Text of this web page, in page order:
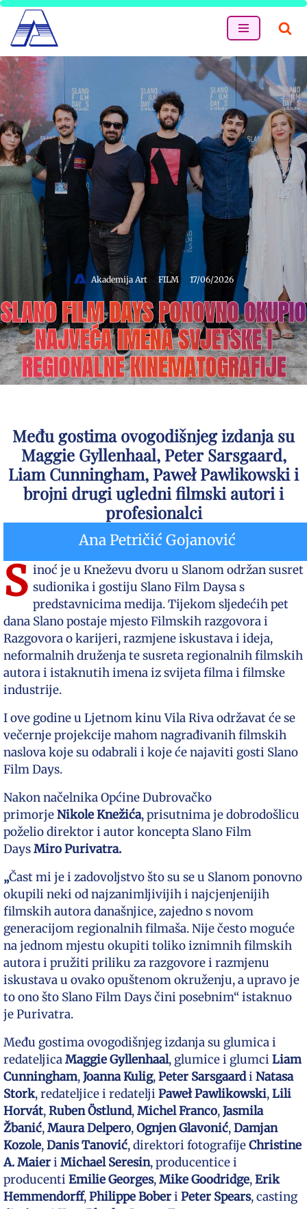
Skip
to
content
Akademija Art FILM 17/06/2026
SLANO FILM DAYS PONOVNO OKUPIO
NAJVEĆA IMENA SVJETSKE I
REGIONALNE KINEMATOGRAFIJE
Među gostima ovogodišnjeg izdanja su
Maggie Gyllenhaal, Peter Sarsgaard,
Liam Cunningham, Paweł Pawlikowski i
brojni drugi ugledni filmski autori i
profesionalci
Ana Petričić Gojanović
S inoć je u Kneževu dvoru u Slanom održan susret
sudionika i gostiju Slano Film Daysa s
predstavnicima medija. Tijekom sljedećih pet
dana Slano postaje mjesto Filmskih razgovora i
Razgovora o karijeri, razmjene iskustava i ideja,
neformalnih druženja te susreta regionalnih filmskih
autora i istaknutih imena iz svijeta filma i filmske
industrije.
I ove godine u Ljetnom kinu Vila Riva održavat će se
večernje projekcije mahom nagrađivanih filmskih
naslova koje su odabrali i koje će najaviti gosti Slano
Film Days.
Nakon načelnika Općine Dubrovačko
primorjeNikole Knežića, prisutnima je dobrodošlicu
poželio direktor i autor koncepta Slano Film
DaysMiro Purivatra.
„Čast mi je i zadovoljstvo što su se u Slanom ponovno
okupili neki od najzanimljivijih i najcjenjenijih
filmskih autora današnjice, zajedno s novom
generacijom regionalnih filmaša. Nije često moguće
na jednom mjestu okupiti toliko iznimnih filmskih
autora i pružiti priliku za razgovore i razmjenu
iskustava u ovako opuštenom okruženju, a upravo je
to ono što Slano Film Days čini posebnim“ istaknuo
je Purivatra.
Među gostima ovogodišnjeg izdanja su glumica i
redateljicaMaggie Gyllenhaal, glumice i glumci Liam
Cunningham,Joanna Kulig,Peter Sarsgaardi Natasa
Stork, redateljice i redatelji Paweł Pawlikowski,Lili
Horvát,Ruben Östlund,Michel Franco,Jasmila
Žbanić,Maura Delpero,Ognjen Glavonić,Damjan
Kozole,Danis Tanović, direktori fotografijeChristine
A. Maieri Michael Seresin, producentice i
producenti Emilie Georges,Mike Goodridge,Erik
Hemmendorff,Philippe Boberi Peter Spears, casting